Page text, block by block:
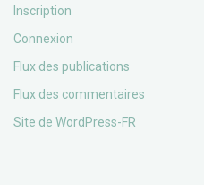
Inscription
Connexion
Flux des publications
Flux des commentaires
Site de WordPress-FR